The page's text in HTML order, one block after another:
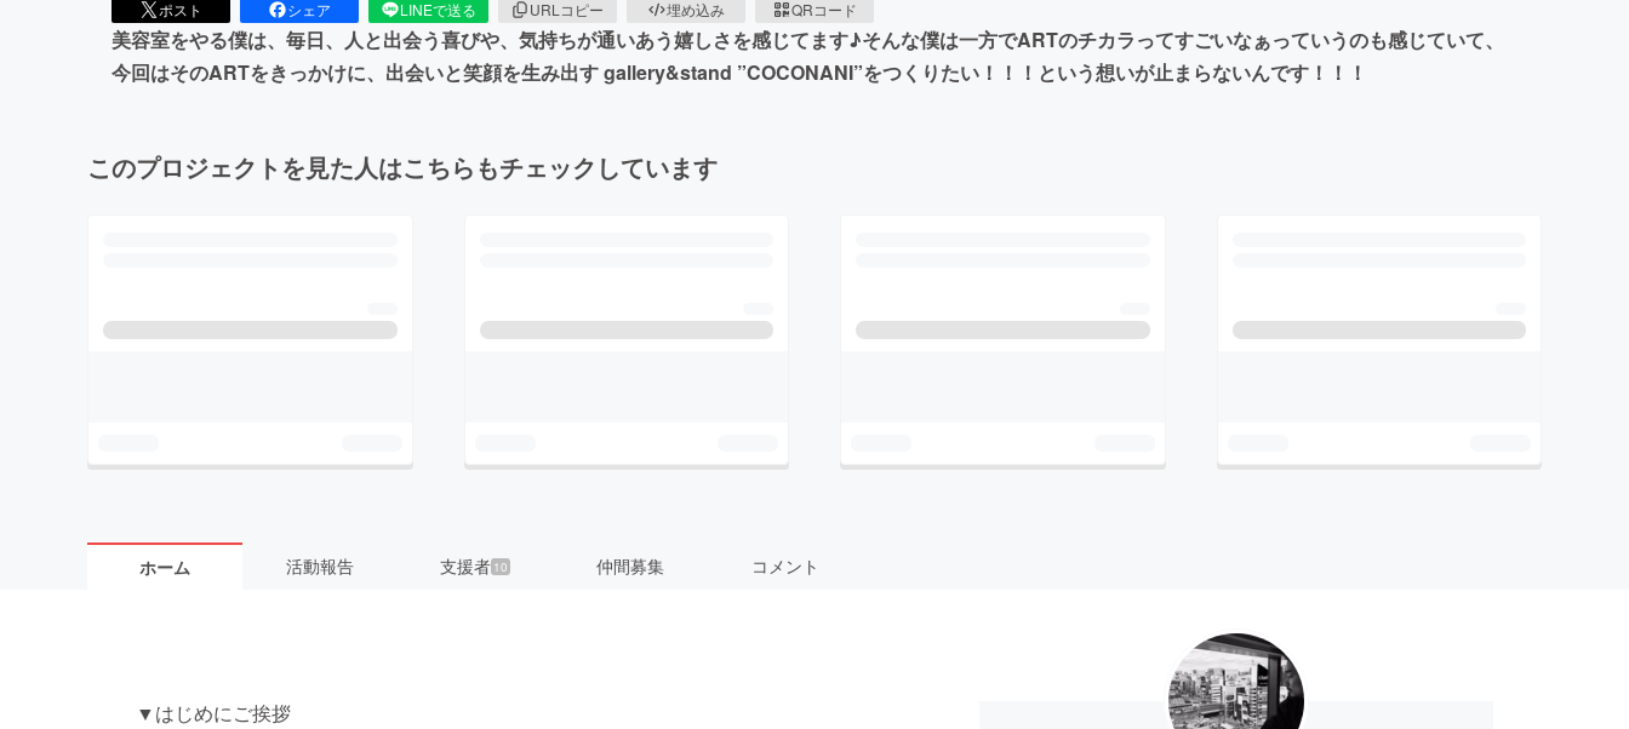
ポスト シェア LINEで送る URLコピー 埋め込み QRコード
美容室をやる僕は、毎日、人と出会う喜びや、気持ちが通いあう嬉しさを感じてます♪そんな僕は一方でARTのチカラってすごいなぁっていうのも感じていて、
今回はそのARTをきっかけに、出会いと笑顔を生み出す gallery&stand ”COCONANI”をつくりたい！！！という想いが止まらないんです！！！
このプロジェクトを見た人はこちらもチェックしています
ホーム 活動報告 支援者 10 仲間募集 コメント
▼はじめにご挨拶